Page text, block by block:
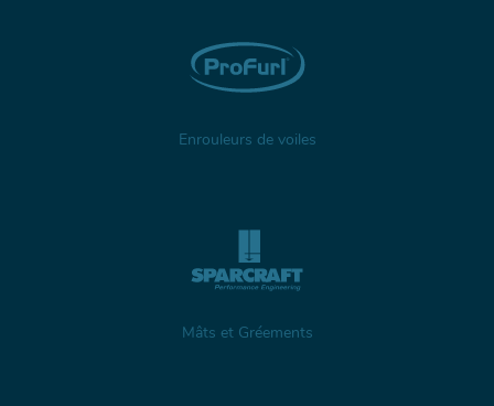
Enrouleurs de voiles
Mâts et Gréements